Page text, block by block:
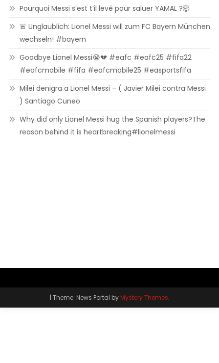
Pourquoi Messi s’est t’il levé pour saluer YAMAL ?🤯
🚨 Unglaublich: Lionel Messi will zum FC Bayern München
wechseln! #bayern
Goodbye Lionel Messi😭💔 #eafc #eafc25 #fifa22
#eafcmobile #fifa #eafcmobile25 #easportsfifa
Milei denigra a Lionel Messi – ( Javier Milei contra Messi
) Santiago Cuneo
Why did only Lionel Messi hug the Spanish players?The
reason behind it is heartbreaking#lionelmessi
| Theme: News Portal byMystery Themes.